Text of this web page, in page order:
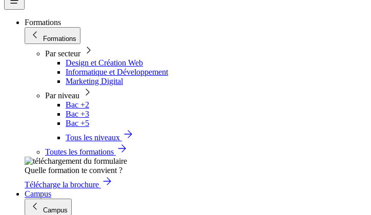
Formations
Formations
Par secteur
Design et Création Web
Informatique et Développement
Marketing Digital
Par niveau
Bac +2
Bac +3
Bac +5
Tous les niveaux
Toutes les formations
Quelle formation te convient ?
Télécharge la brochure
Campus
Campus